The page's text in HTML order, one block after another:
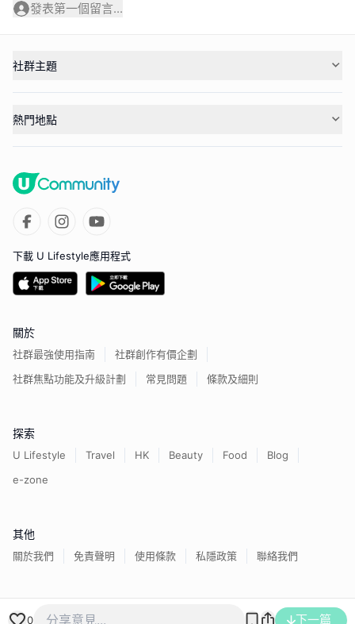
發表第一個留言...
0 下一篇
社群主題
熱門地點
下載 U Lifestyle應用程式
關於
社群最強使用指南
社群創作有價企劃
社群焦點功能及升級計劃
常見問題 條款及細則
探索
U Lifestyle Travel HK Beauty Food
Blog
e-zone
其他
關於我們 免責聲明 使用條款 私隱政策 聯絡我們
香港經濟日報版權所有©